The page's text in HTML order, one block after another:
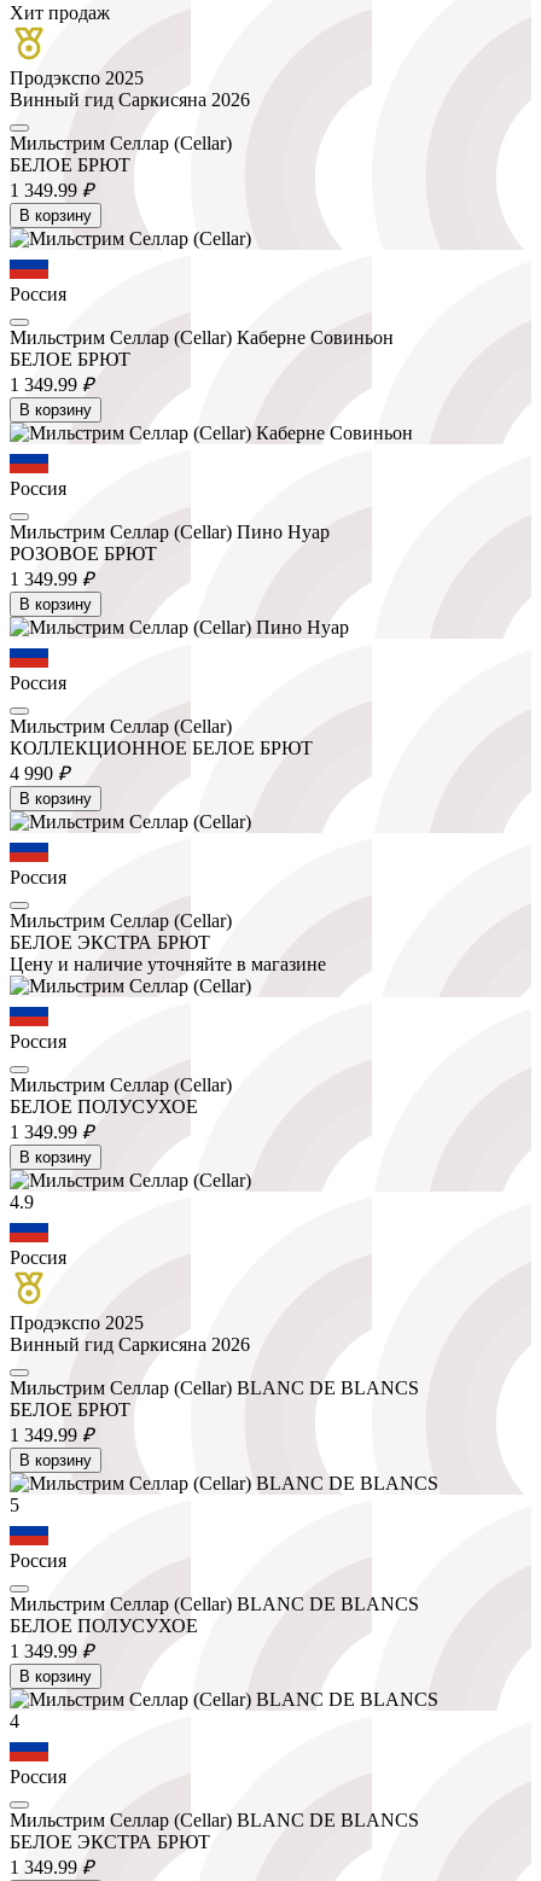
Хит продаж
Продэкспо 2025
Винный гид Саркисяна 2026
Мильстрим Селлар (Cellar)
БЕЛОЕ БРЮТ
1 349.99 ₽
В корзину
Россия
Мильстрим Селлар (Cellar) Каберне Совиньон
БЕЛОЕ БРЮТ
1 349.99 ₽
В корзину
Россия
Мильстрим Селлар (Cellar) Пино Нуар
РОЗОВОЕ БРЮТ
1 349.99 ₽
В корзину
Россия
Мильстрим Селлар (Cellar)
КОЛЛЕКЦИОННОЕ БЕЛОЕ БРЮТ
4 990 ₽
В корзину
Россия
Мильстрим Селлар (Cellar)
БЕЛОЕ ЭКСТРА БРЮТ
Цену и наличие уточняйте в магазине
Россия
Мильстрим Селлар (Cellar)
БЕЛОЕ ПОЛУСУХОЕ
1 349.99 ₽
В корзину
4.9
Россия
Продэкспо 2025
Винный гид Саркисяна 2026
Мильстрим Селлар (Cellar) BLANC DE BLANCS
БЕЛОЕ БРЮТ
1 349.99 ₽
В корзину
5
Россия
Мильстрим Селлар (Cellar) BLANC DE BLANCS
БЕЛОЕ ПОЛУСУХОЕ
1 349.99 ₽
В корзину
4
Россия
Мильстрим Селлар (Cellar) BLANC DE BLANCS
БЕЛОЕ ЭКСТРА БРЮТ
1 349.99 ₽